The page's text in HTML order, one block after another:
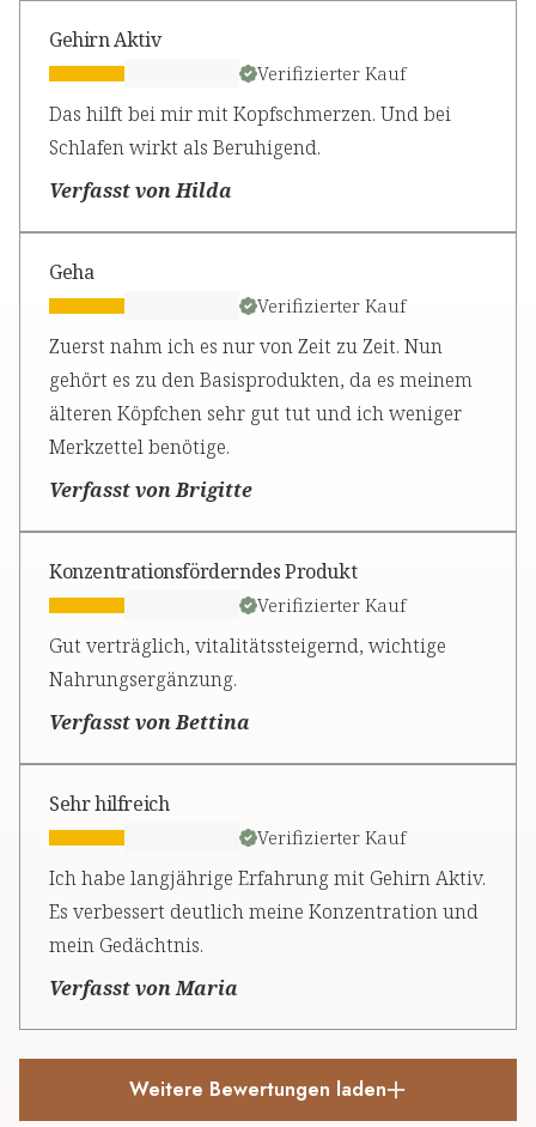
Gehirn Aktiv
Verifizierter Kauf
Das hilft bei mir mit Kopfschmerzen. Und bei
Schlafen wirkt als Beruhigend.
Verfasst von Hilda
Geha
Verifizierter Kauf
Zuerst nahm ich es nur von Zeit zu Zeit. Nun
gehört es zu den Basisprodukten, da es meinem
älteren Köpfchen sehr gut tut und ich weniger
Merkzettel benötige.
Verfasst von Brigitte
Konzentrationsförderndes Produkt
Verifizierter Kauf
Gut verträglich, vitalitätssteigernd, wichtige
Nahrungsergänzung.
Verfasst von Bettina
Sehr hilfreich
Verifizierter Kauf
Ich habe langjährige Erfahrung mit Gehirn Aktiv.
Es verbessert deutlich meine Konzentration und
mein Gedächtnis.
Verfasst von Maria
Weitere Bewertungen laden